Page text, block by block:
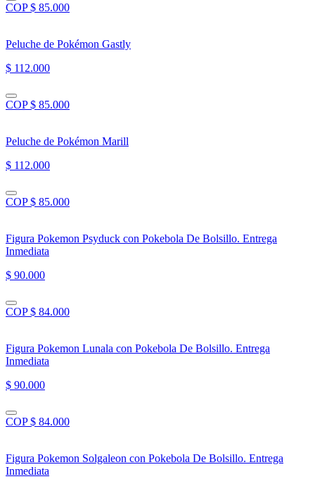
COP $ 85.000
Peluche de Pokémon Gastly
$ 112.000
COP $ 85.000
Peluche de Pokémon Marill
$ 112.000
COP $ 85.000
Figura Pokemon Psyduck con Pokebola De Bolsillo. Entrega
Inmediata
$ 90.000
COP $ 84.000
Figura Pokemon Lunala con Pokebola De Bolsillo. Entrega
Inmediata
$ 90.000
COP $ 84.000
Figura Pokemon Solgaleon con Pokebola De Bolsillo. Entrega
Inmediata